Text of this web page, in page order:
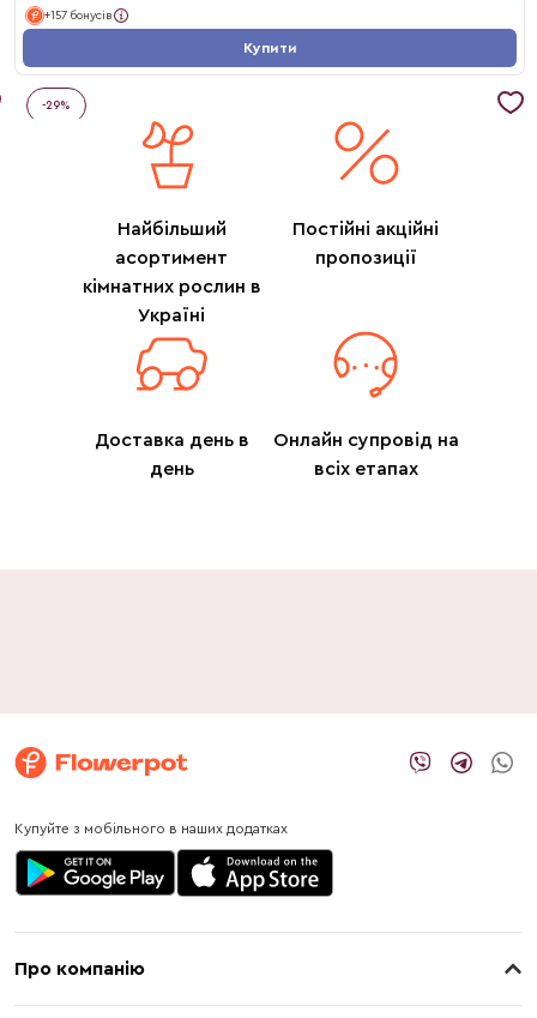
+157 бонусів
Купити
-29%
Найбільший
асортимент
кімнатних рослин в
Україні
Постійні акційні
пропозиції
Доставка день в
день
Онлайн супровід на
всіх етапах
Купуйте з мобільного в наших додатках
Про компанію